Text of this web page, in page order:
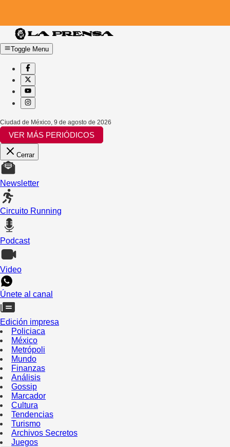
Toggle Menu
Ciudad de México 9 de agosto de 2026
VER MÁS PERIÓDICOS
Cerrar
Newsletter
Circuito Running
Podcast
Video
Únete al canal
Edición impresa
Policiaca
México
Metrópoli
Mundo
Finanzas
Análisis
Gossip
Marcador
Cultura
Tendencias
Turismo
Archivos Secretos
Juegos